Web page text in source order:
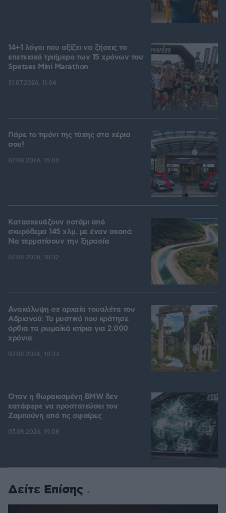
14+1 λόγοι που αξίζει να ζήσεις το
επετειακό τριήμερο των 15 χρόνων του
Spetses Mini Marathon
31.07.2026, 11:04
Πάρε το τιμόνι της τύχης στα χέρια
σου!
07.08.2026, 15:00
Κατασκευάζουν ποτάμι από
σκυρόδεμα 145 χλμ. με έναν σκοπό:
Να τερματίσουν την ξηρασία
07.08.2026, 10:32
Ανακάλυψη σε αρχαία τουαλέτα του
Αδριανού: Το μυστικό που κράτησε
όρθια τα ρωμαϊκά κτίρια για 2.000
χρόνια
07.08.2026, 10:33
Όταν η θωρακισμένη BMW δεν
κατάφερε να προστατεύσει τον
Ζαμπούνη από τις σφαίρες
07.08.2026, 19:08
Δείτε Επίσης